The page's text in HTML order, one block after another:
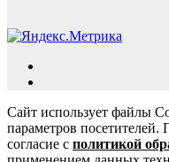
Сайт использует файлы
параметров посетителей.
согласие с политикой